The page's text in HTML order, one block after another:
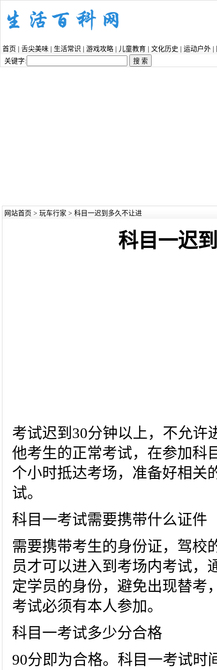
首页 舌尖美味 生活常识 游戏攻略 儿童教育 文化历史 运动户外
关键字:
网站首页 > 玩车行家 > 科目一迟到多久不让进
科目一迟
考试迟到30分钟以上，不允许
他考生的正常考试，在参加科
个小时抵达考场，准备好相关
试。
科目一考试需要携带什么证件
需要携带考生的身份证，驾校
员才可以进入到考场内考试，
定学员的身份，避免出现替考
考试必须有本人参加。
科目一考试多少分合格
90分即为合格。科目一考试时